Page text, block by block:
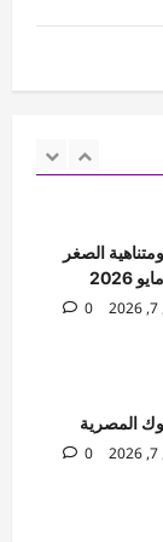
الصغر
0
المصرية
في كفر
تكشف